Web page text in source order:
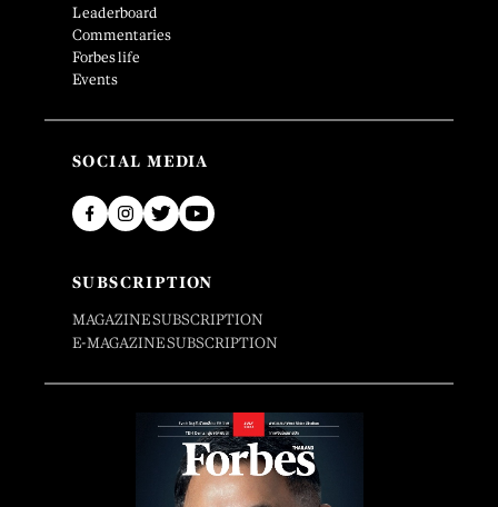
Leaderboard
Commentaries
Forbes life
Events
SOCIAL MEDIA
SUBSCRIPTION
MAGAZINE SUBSCRIPTION
E-MAGAZINE SUBSCRIPTION